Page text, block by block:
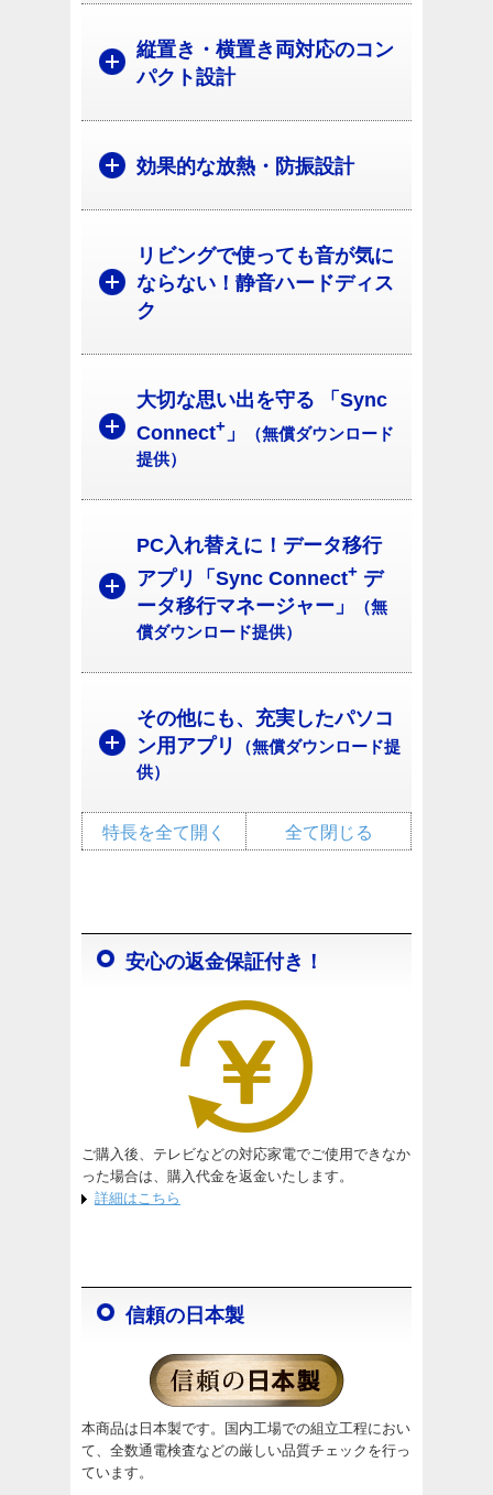
縦置き・横置き両対応のコン
パクト設計
効果的な放熱・防振設計
リビングで使っても音が気に
ならない！静音ハードディス
ク
大切な思い出を守る 「Sync
Connect+ 」
（無償ダウンロード
提供）
PC入れ替えに！データ移行
アプリ「Sync Connect+ デ
ータ移行マネージャー」
（無
償ダウンロード提供）
その他にも、充実したパソコ
ン用アプリ
（無償ダウンロード提
供）
全て閉じる
特長を全て開く
安心の返金保証付き！
ご購入後、テレビなどの対応家電でご使用できなか
った場合は、購入代金を返金いたします。
詳細はこちら
信頼の日本製
本商品は日本製です。国内工場での組立工程におい
て、全数通電検査などの厳しい品質チェックを行っ
ています。